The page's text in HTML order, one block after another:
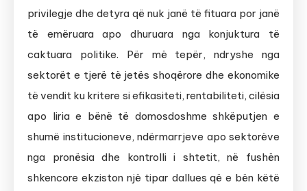
privilegje dhe detyra që nuk janë të fituara por janë
të emëruara apo dhuruara nga konjuktura të
caktuara politike. Për më tepër, ndryshe nga
sektorët e tjerë të jetës shoqërore dhe ekonomike
të vendit ku kritere si efikasiteti, rentabiliteti, cilësia
apo liria e bënë të domosdoshme shkëputjen e
shumë institucioneve, ndërmarrjeve apo sektorëve
nga pronësia dhe kontrolli i shtetit, në fushën
shkencore ekziston një tipar dallues që e bën këtë